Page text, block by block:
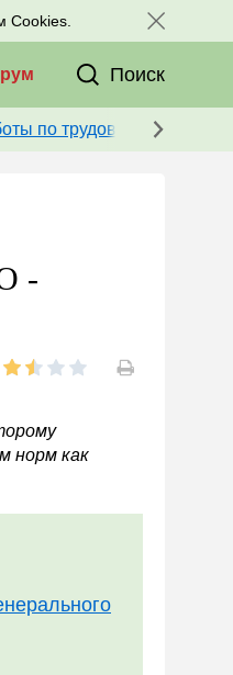
Cookies.
Поиск
по трудовой книжке
-
норм как